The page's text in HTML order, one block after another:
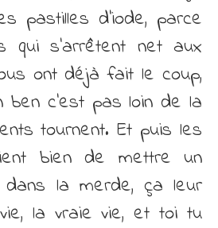
pastilles d’iode, parce
qui s’arrêtent net aux
ont déjà fait le coup,
ben c’est pas loin de la
tournent. Et puis les
bien de mettre un
la merde, ça leur
la vraie vie, et toi tu